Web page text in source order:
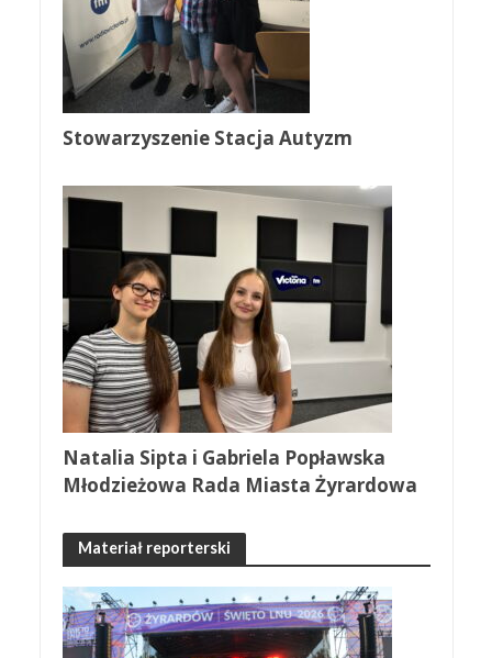
Stowarzyszenie Stacja Autyzm
Natalia Sipta i Gabriela Popławska
Młodzieżowa Rada Miasta Żyrardowa
Materiał reporterski